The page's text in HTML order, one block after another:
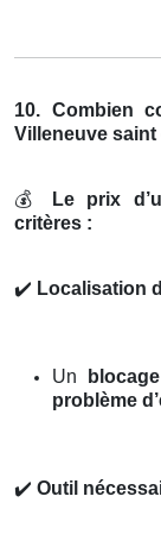
10. Combien
Villeneuve saint
💰
Le prix
critères :
✔️ Localisation
Un
problème
✔️ Outil